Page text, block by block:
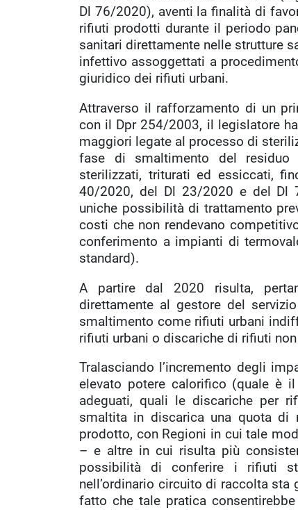
Dl 76/2020), aventi la finalità di
rifiuti prodotti durante il periodo
sanitari direttamente nelle strutture
infettivo assoggettati a
giuridico dei rifiuti urbani.
Attraverso il rafforzamento di un
con il Dpr 254/2003, il legislatore
maggiori legate al processo di
fase di smaltimento del residuo
sterilizzati, triturati ed essiccati,
40/2020, del Dl 23/2020 e del Dl
uniche possibilità di trattamento
costi che non rendevano
conferimento a impianti di
standard).
A partire dal 2020 risulta,
direttamente al gestore del
smaltimento come rifiuti urbani
rifiuti urbani o discariche di rifiuti
Tralasciando l’incremento degli
elevato potere calorifico (quale è
adeguati, quali le discariche per
smaltita in discarica una quota
prodotto, con Regioni in cui tale
– e altre in cui risulta più
possibilità di conferire i rifiuti
nell’ordinario circuito di raccolta sta
fatto che tale pratica